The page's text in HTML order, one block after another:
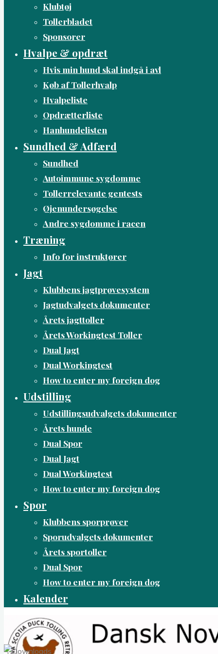
Klubtøj
Tollerbladet
Sponsorer
Hvalpe & opdræt
Hvis min hund skal indgå i avl
Køb af Tollerhvalp
Hvalpeliste
Opdrætterliste
Hanhundelisten
Sundhed & Adfærd
Sundhed
Autoimmune sygdomme
Tollerrelevante gentests
Øjenundersøgelse
Andre sygdomme i racen
Træning
Info for instruktører
Jagt
Klubbens jagtprøvesystem
Jagtudvalgets dokumenter
Årets jagttoller
Årets Workingtest Toller
Dual Jagt
Dual Workingtest
How to enter my foreign dog
Udstilling
Udstillingsudvalgets dokumenter
Årets hunde
Dual Spor
Dual Jagt
Dual Workingtest
How to enter my foreign dog
Spor
Klubbens sporprøver
Sporudvalgets dokumenter
Årets sportoller
Dual Spor
How to enter my foreign dog
Kalender